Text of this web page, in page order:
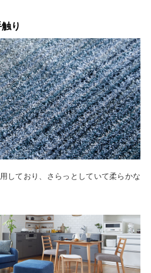
り
しており、さらっとしていて柔らかな